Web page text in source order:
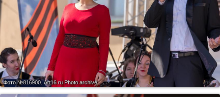
Фото №816900.Art16.ru Photo archive